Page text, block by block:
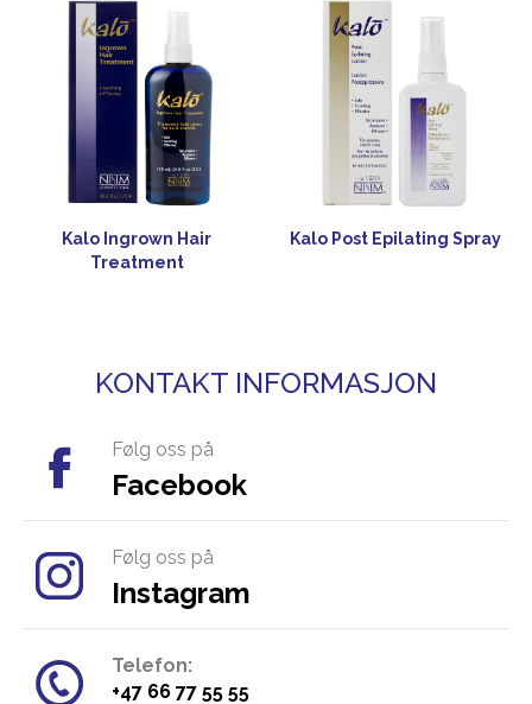
Kalo Ingrown Hair
Treatment
Kalo Post Epilating Spray
KONTAKT INFORMASJON
Følg oss på
Facebook
Følg oss på
Instagram
Telefon:
​+47 66 77 55 55